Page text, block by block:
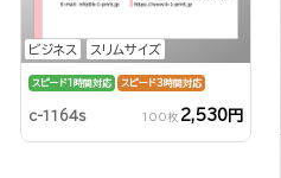
ビジネス スリムサイズ
スピード1時間対応 スピード3時間対応
c-1164s 100枚 2,530円